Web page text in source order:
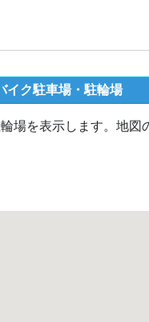
ク駐車場・駐輪場
場を表示します。地図